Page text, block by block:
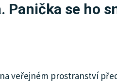
se ho
veřejném prostranství